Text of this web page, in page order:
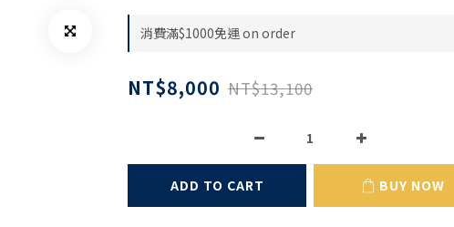
消費滿$1000免運 on order
NT$8,000 NT$13,100
ADD TO CART BUY NOW